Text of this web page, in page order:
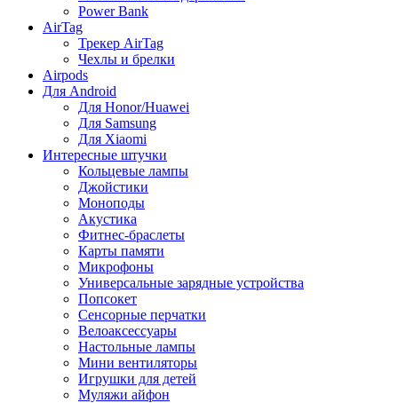
Power Bank
AirTag
Трекер AirTag
Чехлы и брелки
Airpods
Для Android
Для Honor/Huawei
Для Samsung
Для Xiaomi
Интересные штучки
Кольцевые лампы
Джойстики
Моноподы
Акустика
Фитнес-браслеты
Карты памяти
Микрофоны
Универсальные зарядные устройства
Попсокет
Сенсорные перчатки
Велоаксессуары
Настольные лампы
Мини вентиляторы
Игрушки для детей
Муляжи айфон